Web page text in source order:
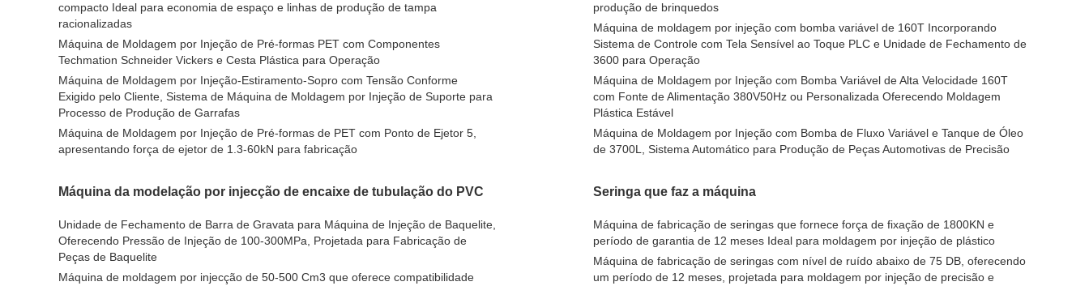
compacto Ideal para economia de espaço e linhas de produção de tampa
racionalizadas
Máquina de Moldagem por Injeção de Pré-formas PET com Componentes
Techmation Schneider Vickers e Cesta Plástica para Operação
Máquina de Moldagem por Injeção-Estiramento-Sopro com Tensão Conforme
Exigido pelo Cliente, Sistema de Máquina de Moldagem por Injeção de Suporte para
Processo de Produção de Garrafas
Máquina de Moldagem por Injeção de Pré-formas de PET com Ponto de Ejetor 5,
apresentando força de ejetor de 1.3-60kN para fabricação
produção de brinquedos
Máquina de moldagem por injeção com bomba variável de 160T Incorporando
Sistema de Controle com Tela Sensível ao Toque PLC e Unidade de Fechamento de
3600 para Operação
Máquina de Moldagem por Injeção com Bomba Variável de Alta Velocidade 160T
com Fonte de Alimentação 380V50Hz ou Personalizada Oferecendo Moldagem
Plástica Estável
Máquina de Moldagem por Injeção com Bomba de Fluxo Variável e Tanque de Óleo
de 3700L, Sistema Automático para Produção de Peças Automotivas de Precisão
Máquina da modelação por injecção de encaixe de tubulação do PVC
Unidade de Fechamento de Barra de Gravata para Máquina de Injeção de Baquelite,
Oferecendo Pressão de Injeção de 100-300MPa, Projetada para Fabricação de
Peças de Baquelite
Máquina de moldagem por injecção de 50-500 Cm3 que oferece compatibilidade
Seringa que faz a máquina
Máquina de fabricação de seringas que fornece força de fixação de 1800KN e
período de garantia de 12 meses Ideal para moldagem por injeção de plástico
Máquina de fabricação de seringas com nível de ruído abaixo de 75 DB, oferecendo
um período de 12 meses, projetada para moldagem por injeção de precisão e